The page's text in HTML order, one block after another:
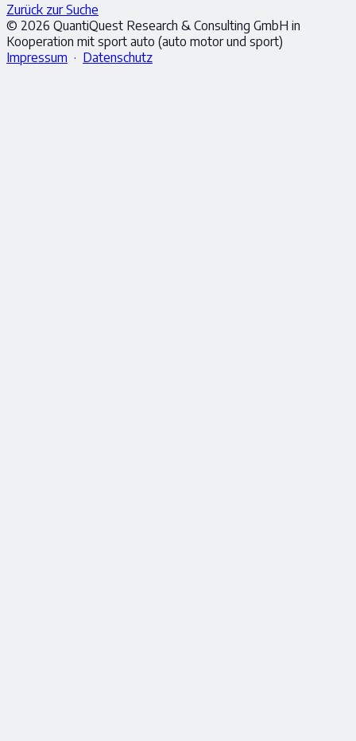
Zurück zur Suche
© 2026 QuantiQuest Research & Consulting GmbH in
Kooperation mit sport auto (auto motor und sport)
Impressum · Datenschutz